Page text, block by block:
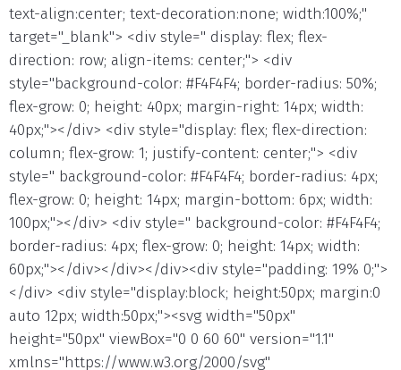
text-align:center; text-decoration:none; width:100%;"
target="_blank"> <div style=" display: flex; flex-
direction: row; align-items: center;"> <div
style="background-color: #F4F4F4; border-radius: 50%;
flex-grow: 0; height: 40px; margin-right: 14px; width:
40px;"></div> <div style="display: flex; flex-direction:
column; flex-grow: 1; justify-content: center;"> <div
style=" background-color: #F4F4F4; border-radius: 4px;
flex-grow: 0; height: 14px; margin-bottom: 6px; width:
100px;"></div> <div style=" background-color: #F4F4F4;
border-radius: 4px; flex-grow: 0; height: 14px; width:
60px;"></div></div></div><div style="padding: 19% 0;">
</div> <div style="display:block; height:50px; margin:0
auto 12px; width:50px;"><svg width="50px"
height="50px" viewBox="0 0 60 60" version="1.1"
xmlns="https://www.w3.org/2000/svg"